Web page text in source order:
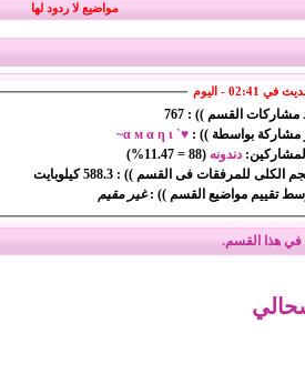
مواضيع لا ردود لها
02:41 - اليوم
مشاركات القسم )) : 767
مشاركة بواسطة )) : ♥` α м α η ι~
دندونه (
88
=
11.47%
)
الكلى للمرفقات فى القسم )) : 588.3 كيلوبايت
تقييم مواضيع القسم )) :غير مقيم
هذا القسم.